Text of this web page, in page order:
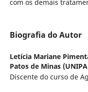
com os demais
Biografia do Autor
Letícia Mariane
Patos de Minas
Discente do curso de